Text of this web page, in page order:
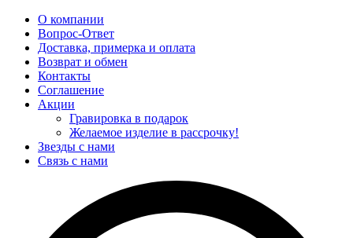
О компании
Вопрос-Ответ
Доставка, примерка и оплата
Возврат и обмен
Контакты
Соглашение
Акции
Гравировка в подарок
Желаемое изделие в рассрочку!
Звезды с нами
Связь с нами